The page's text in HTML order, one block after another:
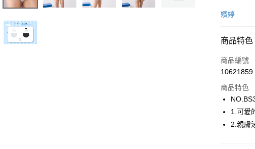
信用卡一
街口支付
ATM付款
運送方式
嬪婷
商品特色
商品編號
10621859
商品特色
1.可愛
2.親膚